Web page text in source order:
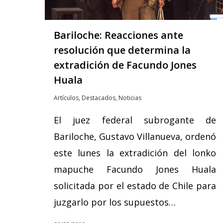
Bariloche: Reacciones ante
resolución que determina la
extradición de Facundo Jones
Huala
Artículos, Destacados, Noticias
El juez federal subrogante de
Bariloche, Gustavo Villanueva, ordenó
este lunes la extradición del lonko
mapuche Facundo Jones Huala
solicitada por el estado de Chile para
juzgarlo por los supuestos…